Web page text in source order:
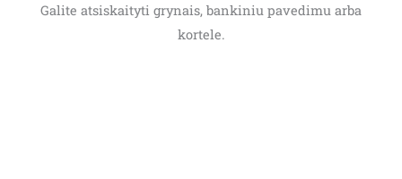
Galite atsiskaityti grynais, bankiniu pavedimu arba
kortele.